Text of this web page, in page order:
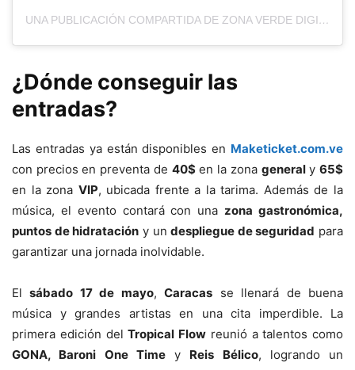
UNA PUBLICACIÓN COMPARTIDA DE ZONA VERDE DIGITAL CON BERENICE SULBARÁN (@ZONAVERDERADIO)
¿Dónde conseguir las
entradas?
Las entradas ya están disponibles en Maketicket.com.ve
con precios en preventa de 40$en la zona generaly65$
en la zona VIP, ubicada frente a la tarima. Además de la
música, el evento contará con unazona gastronómica,
puntos de hidratación y undespliegue de seguridad para
garantizar una jornada inolvidable.
Elsábado 17 de mayo,Caracas se llenará de buena
música y grandes artistas en una cita imperdible. La
primera edición delTropical Flow reunió a talentos como
GONA, Baroni One Timey Reis Bélico, logrando un